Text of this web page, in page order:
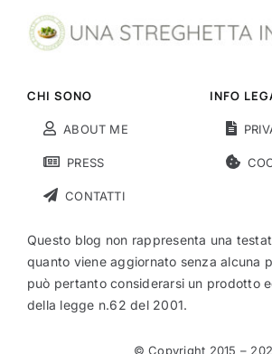
CHI SONO
ABOUT ME
PRESS
CONTATTI
INFO
Questo blog non rappresenta una
quanto viene aggiornato senza alcuna
può pertanto considerarsi un prodotto
della legge n.62 del 2001.
© Copyright 2015 –